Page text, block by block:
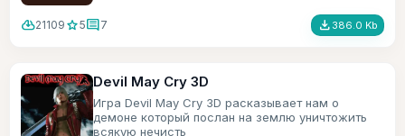
cloud_download21109 star5comment7 file_download 386.0 Kb
Devil May Cry 3D
Игра Devil May Cry 3D расказывает нам о
демоне который послан на землю уничтожить
всякую нечисть